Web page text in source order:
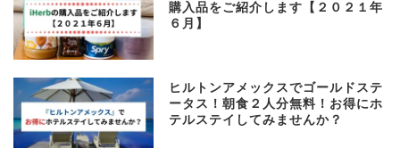
購入品をご紹介します【２０２１年
６月】
ヒルトンアメックスでゴールドステ
ータス！朝食２人分無料！お得にホ
テルステイしてみませんか？